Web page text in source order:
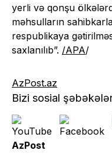
yerli və qonşu
məhsulların
respublikaya
saxlanılıb”. /APA/
AzPost.az
Bizi sosial
AzPost